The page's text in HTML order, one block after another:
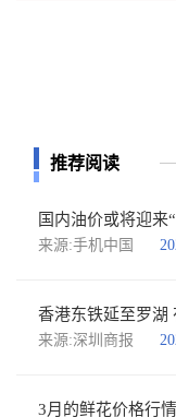
推荐阅读
国内油价或将迎来
来源:手机中国
香港东铁延至罗湖
来源:深圳商报
3月的鲜花价格行